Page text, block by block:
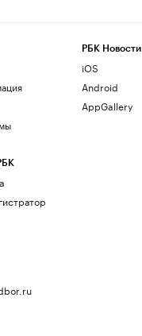
РБК Новости
iOS
Android
AppGallery